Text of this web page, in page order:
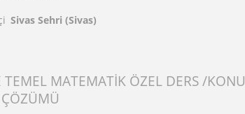
Sivas Sehri (Sivas)
TEMEL MATEMATİK ÖZEL DERS /KONU